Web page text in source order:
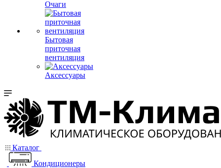
Очаги
Бытовая
приточная
вентиляция
Аксессуары
Каталог
Кондиционеры